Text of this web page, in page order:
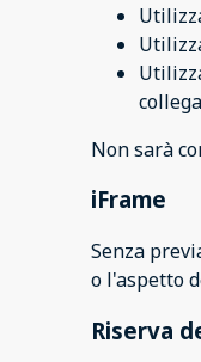
Non sarà
iFrame
Senza
o l'aspetto
Riserva